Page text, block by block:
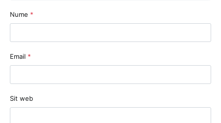
Nume *
Email *
Sit web